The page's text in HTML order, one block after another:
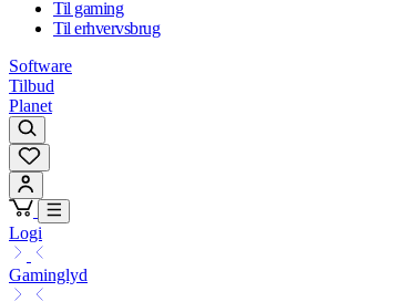
Til gaming
Til erhvervsbrug
Software
Tilbud
Planet
Logi
Gaminglyd